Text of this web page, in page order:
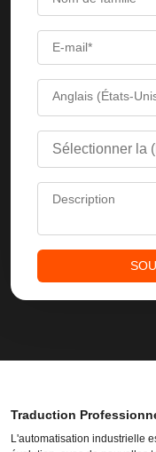
Anglais (États-
Traduction
L'automatisation industrielle